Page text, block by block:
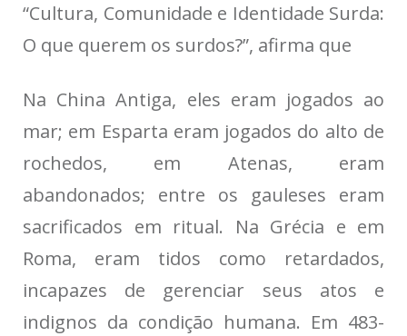
“Cultura, Comunidade e Identidade Surda:
O que querem os surdos?”, afirma que
Na China Antiga, eles eram jogados ao
mar; em Esparta eram jogados do alto de
rochedos, em Atenas, eram
abandonados; entre os gauleses eram
sacrificados em ritual. Na Grécia e em
Roma, eram tidos como retardados,
incapazes de gerenciar seus atos e
indignos da condição humana. Em 483-